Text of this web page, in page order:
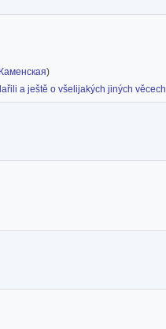
Каменская)
a ještě o všelijakých jiných věcech